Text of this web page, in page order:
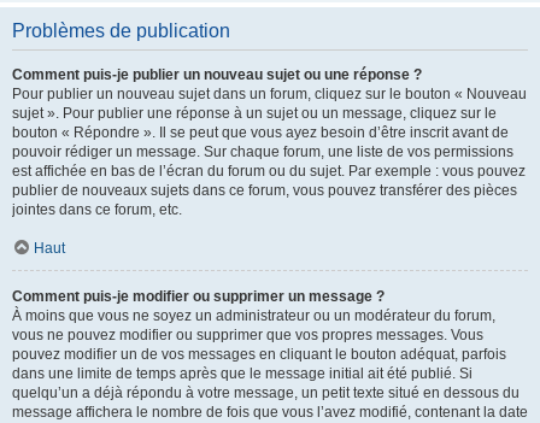
Problèmes de publication
Comment puis-je publier un nouveau sujet ou une réponse ?
Pour publier un nouveau sujet dans un forum, cliquez sur le bouton « Nouveau
sujet ». Pour publier une réponse à un sujet ou un message, cliquez sur le
bouton « Répondre ». Il se peut que vous ayez besoin d’être inscrit avant de
pouvoir rédiger un message. Sur chaque forum, une liste de vos permissions
est affichée en bas de l’écran du forum ou du sujet. Par exemple : vous pouvez
publier de nouveaux sujets dans ce forum, vous pouvez transférer des pièces
jointes dans ce forum, etc.
Haut
Comment puis-je modifier ou supprimer un message ?
À moins que vous ne soyez un administrateur ou un modérateur du forum,
vous ne pouvez modifier ou supprimer que vos propres messages. Vous
pouvez modifier un de vos messages en cliquant le bouton adéquat, parfois
dans une limite de temps après que le message initial ait été publié. Si
quelqu’un a déjà répondu à votre message, un petit texte situé en dessous du
message affichera le nombre de fois que vous l’avez modifié, contenant la date